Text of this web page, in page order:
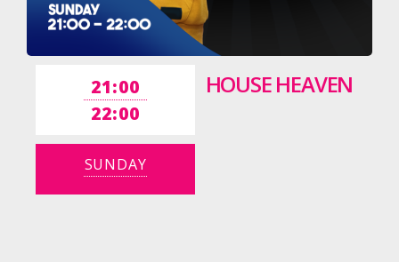
21:00
22:00
SUNDAY
HOUSE HEAVEN